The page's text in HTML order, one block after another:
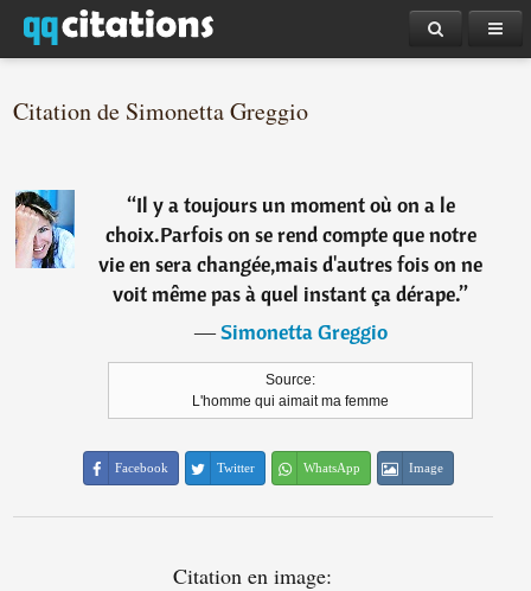
Citation de Simonetta Greggio
“Il y a toujours un moment où on a le
choix.Parfois on se rend compte que notre
vie en sera changée,mais d'autres fois on ne
voit même pas à quel instant ça dérape.”
―Simonetta Greggio
Source:
L'homme qui aimait ma femme
Facebook Twitter WhatsApp Image
Citation en image: